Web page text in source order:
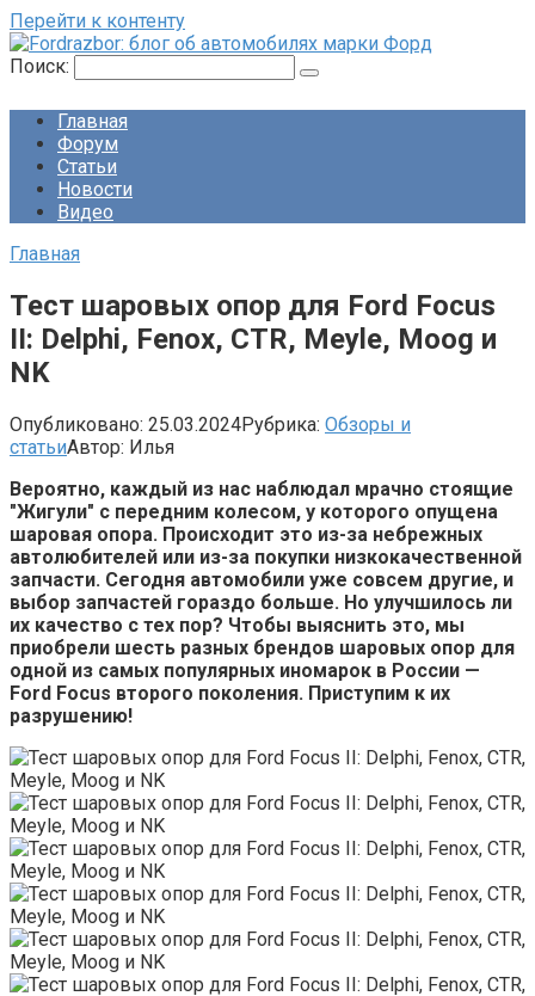
Перейти к контенту
Поиск:
Главная
Форум
Статьи
Новости
Видео
Главная
Тест шаровых опор для Ford Focus
II: Delphi, Fenox, CTR, Meyle, Moog и
NK
Опубликовано: 25.03.2024Рубрика: Обзоры и
статьиАвтор: Илья
Вероятно, каждый из нас наблюдал мрачно стоящие
"Жигули" с передним колесом, у которого опущена
шаровая опора. Происходит это из-за небрежных
автолюбителей или из-за покупки низкокачественной
запчасти. Сегодня автомобили уже совсем другие, и
выбор запчастей гораздо больше. Но улучшилось ли
их качество с тех пор? Чтобы выяснить это, мы
приобрели шесть разных брендов шаровых опор для
одной из самых популярных иномарок в России —
Ford Focus второго поколения. Приступим к их
разрушению!